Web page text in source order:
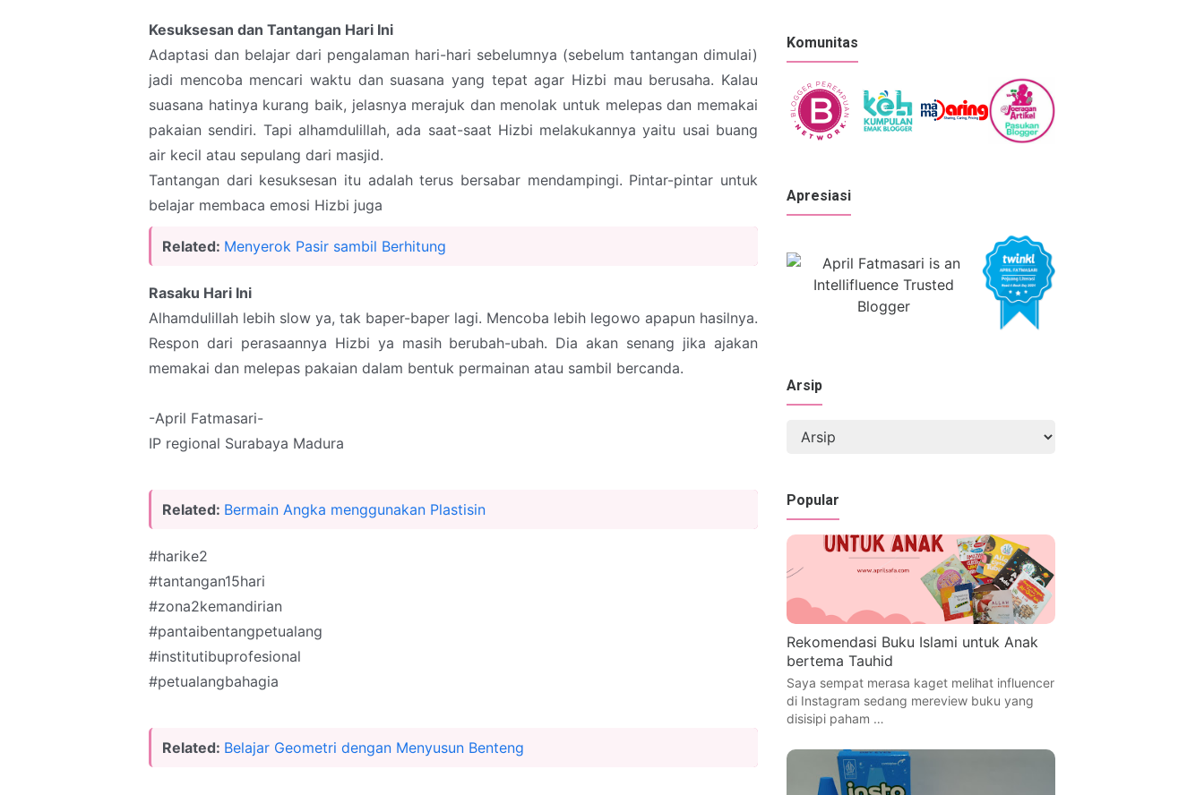
Kesuksesan dan Tantangan Hari Ini
Adaptasi dan belajar dari pengalaman hari-hari sebelumnya (sebelum tantangan dimulai)
jadi mencoba mencari waktu dan suasana yang tepat agar Hizbi mau berusaha. Kalau
suasana hatinya kurang baik, jelasnya merajuk dan menolak untuk melepas dan memakai
pakaian sendiri. Tapi alhamdulillah, ada saat-saat Hizbi melakukannya yaitu usai buang
air kecil atau sepulang dari masjid.
Tantangan dari kesuksesan itu adalah terus bersabar mendampingi. Pintar-pintar untuk
belajar membaca emosi Hizbi juga
Related: Menyerok Pasir sambil Berhitung
Rasaku Hari Ini
Alhamdulillah lebih slow ya, tak baper-baper lagi. Mencoba lebih legowo apapun hasilnya.
Respon dari perasaannya Hizbi ya masih berubah-ubah. Dia akan senang jika ajakan
memakai dan melepas pakaian dalam bentuk permainan atau sambil bercanda.
-April Fatmasari-
IP regional Surabaya Madura
Related: Bermain Angka menggunakan Plastisin
#harike2
#tantangan15hari
#zona2kemandirian
#pantaibentangpetualang
#institutibuprofesional
#petualangbahagia
Related: Belajar Geometri dengan Menyusun Benteng
Komunitas
Apresiasi
Arsip
Popular
Rekomendasi Buku Islami untuk Anak
bertema Tauhid
Saya sempat merasa kaget melihat influencer
di Instagram sedang mereview buku yang
disisipi paham …